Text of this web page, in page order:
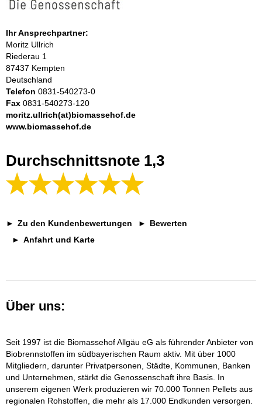
Ihr Ansprechpartner:
Moritz Ullrich
Riederau 1
87437 Kempten
Deutschland
Telefon 0831-540273-0
Fax 0831-540273-120
moritz.ullrich(at)biomassehof.de
www.biomassehof.de
Durchschnittsnote 1,3
Zu den Kundenbewertungen
Bewerten
Anfahrt und Karte
Über uns:
Seit 1997 ist die Biomassehof Allgäu eG als führender Anbieter von
Biobrennstoffen im südbayerischen Raum aktiv. Mit über 1000
Mitgliedern, darunter Privatpersonen, Städte, Kommunen, Banken
und Unternehmen, stärkt die Genossenschaft ihre Basis. In
unserem eigenen Werk produzieren wir 70.000 Tonnen Pellets aus
regionalen Rohstoffen, die mehr als 17.000 Endkunden versorgen.